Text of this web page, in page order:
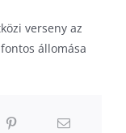
verseny az
állomása